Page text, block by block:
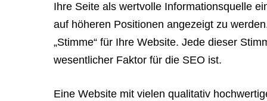
Ihre Seite als wertvolle Informationsquelle
auf höheren Positionen angezeigt zu
„Stimme“ für Ihre Website. Jede dieser
wesentlicher Faktor für die SEO ist.
Eine Website mit vielen qualitativ